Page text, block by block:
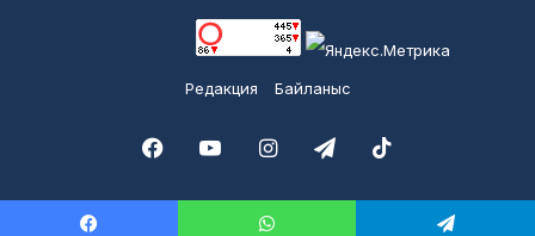
Редакция Байланыс
FacebookYouTubeInstagramTelegram